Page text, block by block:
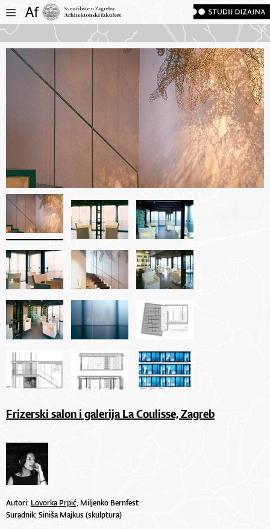
Frizerski salon i galerija La Coulisse, Zagreb
Autori: Lovorka Prpić,Miljenko Bernfest
Suradnik: Siniša Majkus (skulptura)